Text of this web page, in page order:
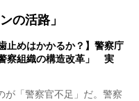
の活路」
止めはかかるか？】警察庁
察組織の構造改革」 実
「警察官不足」だ。警察